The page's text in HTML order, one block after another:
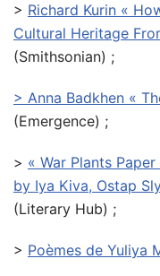
> Richard Kurin «
Cultural Heritage
(Smithsonian) ;
> Anna Badkhen «
(Emergence) ;
> « War Plants
by Iya Kiva, Ostap
(Literary Hub) ;
> Poèmes de Yuliya